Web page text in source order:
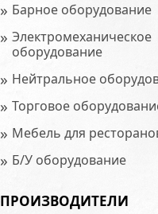
» Барное оборудование
» Электромеханическое
оборудование
» Нейтральное
» Торговое
» Мебель для
» Б/У оборудование
ПРОИЗВОДИТЕЛИ